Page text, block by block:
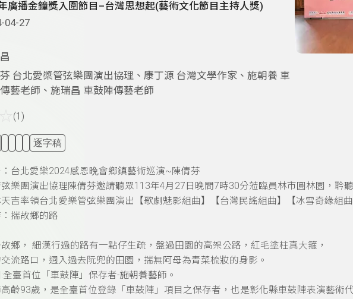
廣播金鐘獎入圍節目–台灣思想起(藝術文化節目主持人獎)
04-27
台北愛槳管弦樂團演出協理、康丁源 台灣文學作家、施朝養 車
藝老師、施瑞昌 車鼓陣傳藝老師
(1)
逐字稿
台北愛樂2024感恩晩會鄉鎮藝術巡演~陳倩芬
樂團演出協理陳倩芬邀請聽眾113年4月27日晚間7時30分蒞臨員林市圓林園，耹
吉率領台北愛樂管弦樂團演出【歌劇魅影組曲】【台灣民謠組曲】【冰雪奇緣組
揣故鄉的路
鄉， 細漢行過的路有一點仔生疏，盤過田園的高架公路，紅毛塗柱真大箍，
流路口，迵入過去阮兜的田園，揣無阿母為青菜梳妝的身影。
臺首位「車鼓陣」保存者-施朝養藝師。
齡93歲，是全臺首位登錄「車鼓陣」項目之保存者，也是彰化縣車鼓陣表演藝術